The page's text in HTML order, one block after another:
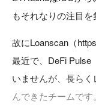
もそれなりの注目を
故にLoanscan（
最近で、DeFi Pulse
いませんが、長ら
んできたチームで